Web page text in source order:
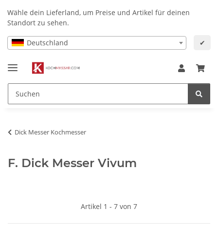
Wähle dein Lieferland, um Preise und Artikel für deinen
Standort zu sehen.
Deutschland ✔
Dick Messer Kochmesser
F. Dick Messer Vivum
Artikel 1 - 7 von 7